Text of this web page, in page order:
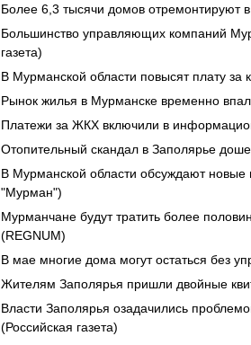
Более 6,3 тысячи домов отремонтируют
Большинство управляющих компаний
газета)
В Мурманской области повысят плату за
Рынок жилья в Мурманске временно впал
Платежи за ЖКХ включили в
Отопительный скандал в Заполярье
В Мурманской области обсуждают
"Мурман")
Мурманчане будут тратить более
(REGNUM)
В мае многие дома могут остаться без
Жителям Заполярья пришли двойные
Власти Заполярья озадачились
(Российская газета)